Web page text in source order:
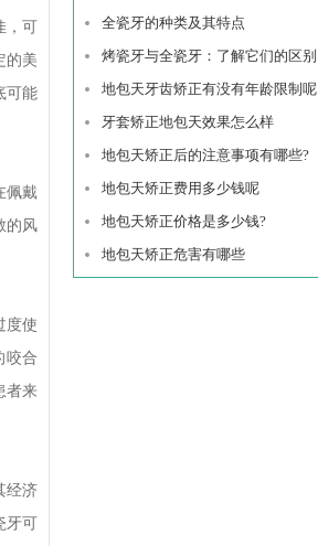
，可
的美
可能
佩戴
的风
度使
咬合
者来
经济
牙可
全瓷牙的种类及其特点
烤瓷牙与全瓷牙：了解它们的区别
地包天牙齿矫正有没有年龄限制呢
牙套矫正地包天效果怎么样
地包天矫正后的注意事项有哪些?
地包天矫正费用多少钱呢
地包天矫正价格是多少钱?
地包天矫正危害有哪些